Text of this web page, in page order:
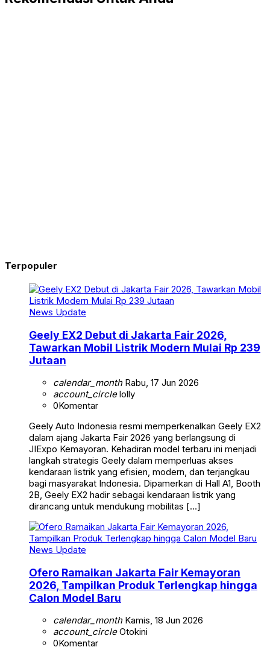
Terpopuler
News Update
Geely EX2 Debut di Jakarta Fair 2026,
Tawarkan Mobil Listrik Modern Mulai Rp 239
Jutaan
calendar_monthRabu, 17 Jun 2026
account_circlelolly
0Komentar
Geely Auto Indonesia resmi memperkenalkan Geely EX2
dalam ajang Jakarta Fair 2026 yang berlangsung di
JIExpo Kemayoran. Kehadiran model terbaru ini menjadi
langkah strategis Geely dalam memperluas akses
kendaraan listrik yang efisien, modern, dan terjangkau
bagi masyarakat Indonesia. Dipamerkan di Hall A1, Booth
2B, Geely EX2 hadir sebagai kendaraan listrik yang
dirancang untuk mendukung mobilitas […]
News Update
Ofero Ramaikan Jakarta Fair Kemayoran
2026, Tampilkan Produk Terlengkap hingga
Calon Model Baru
calendar_monthKamis, 18 Jun 2026
account_circleOtokini
0Komentar